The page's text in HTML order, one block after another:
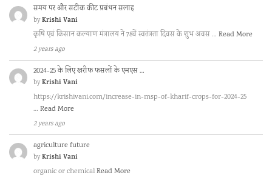
समय पर और सटीक कीट प्रबंधन सलाह
byKrishi Vani
कृषि एवं किसान कल्याण मंत्रालय ने 78वें स्वतंत्रता दिवस के शुभ अवस … Read More
2 years ago
2024-25 के लिए खरीफ फसलों के एमएस …
byKrishi Vani
https://krishivani.com/increase-in-msp-of-kharif-crops-for-2024-25
… Read More
2 years ago
agriculture future
byKrishi Vani
organic or chemicalRead More